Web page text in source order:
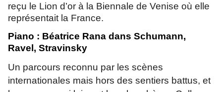
reçu le Lion d’or à la Biennale de Venise où elle
représentait la France.
Piano : Béatrice Rana dans Schumann,
Ravel, Stravinsky
Un parcours reconnu par les scènes
internationales mais hors des sentiers battus, et